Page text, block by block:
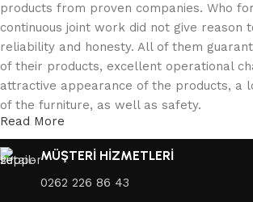
products from proven companies. Who
continuous joint work did not give reason
reliability and honesty. All of them
of their products, excellent operational
attractive appearance of the products, a
of the furniture, as well as safety.
Read More
MÜŞTERİ HİZMETLERİ
0262 226 86 43